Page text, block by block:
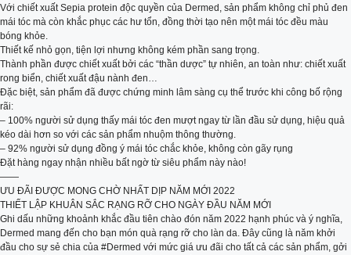
Với chiết xuất Sepia protein độc quyền của Dermed, sản phẩm không chỉ phủ đen
mái tóc mà còn khắc phục các hư tổn, đồng thời tạo nên một mái tóc đều màu
bóng khỏe.
Thiết kế nhỏ gọn, tiện lợi nhưng không kém phần sang trọng.
Thành phần được chiết xuất bởi các “thần dược” tự nhiên, an toàn như: chiết xuất
rong biển, chiết xuất đậu nành đen…
Đặc biệt, sản phẩm đã được chứng minh lâm sàng cụ thể trước khi công bố rộng
rãi:
– 100% người sử dụng thấy mái tóc đen mượt ngay từ lần đầu sử dụng, hiệu quả
kéo dài hơn so với các sản phẩm nhuộm thông thường.
– 92% người sử dụng đồng ý mái tóc chắc khỏe, không còn gãy rụng
Đặt hàng ngay nhận nhiều bất ngờ từ siêu phẩm này nào!
——
ƯU ĐÃI ĐƯỢC MONG CHỜ NHẤT DỊP NĂM MỚI 2022
THIẾT LẬP KHUÂN SẮC RẠNG RỠ CHO NGÀY ĐẦU NĂM MỚI
Ghi dấu những khoảnh khắc đầu tiên chào đón năm 2022 hạnh phúc và ý nghĩa,
Dermed mang đến cho bạn món quà rạng rỡ cho làn da. Đây cũng là năm khởi
đầu cho sự sẻ chia của #Dermed với mức giá ưu đãi cho tất cả các sản phẩm, gởi